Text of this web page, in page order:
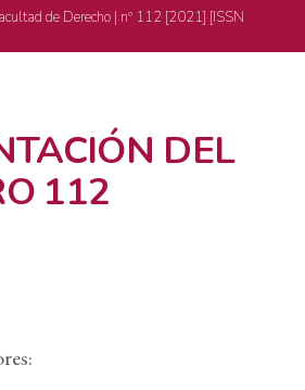
de Derecho | nº 112 [2021] [ISSN
DEL
112